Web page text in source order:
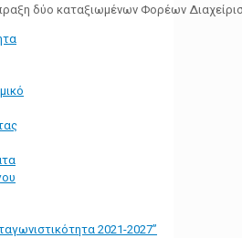
δύο καταξιωμένων Φορέων
2021-2027”